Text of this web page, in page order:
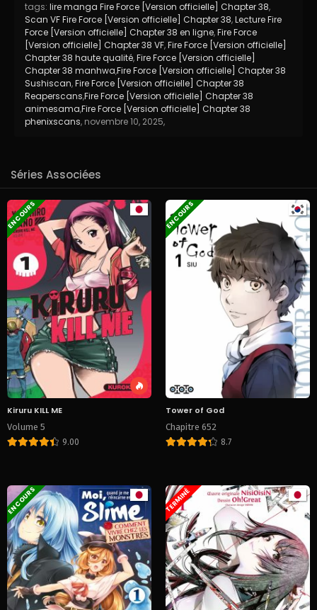
tags: lire manga Fire Force [Version officielle] Chapter 38,
Scan VF Fire Force [Version officielle] Chapter 38,Lecture Fire
Force [Version officielle] Chapter 38 en ligne,Fire Force
[Version officielle] Chapter 38 VF,Fire Force [Version officielle]
Chapter 38 haute qualité,Fire Force [Version officielle]
Chapter 38 manhwa,Fire Force [Version officielle] Chapter 38
Sushiscan,Fire Force [Version officielle] Chapter 38
Reaperscans,Fire Force [Version officielle] Chapter 38
animesama,Fire Force [Version officielle] Chapter 38
phenixscans, novembre 10, 2025,
Séries Associées
EN COURS
Kiruru KILL ME
Volume 5
9.00
EN COURS
Tower of God
Chapitre 652
8.7
EN COURS TERMINÉ